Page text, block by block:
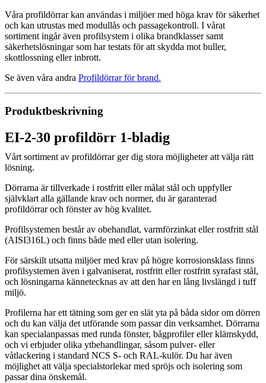
Våra profildörrar kan användas i miljöer med höga krav för säkerhet
och kan utrustas med modullås och passagekontroll. I vårat
sortiment ingår även profilsystem i olika brandklasser samt
säkerhetslösningar som har testats för att skydda mot buller,
skottlossning eller inbrott.
Se även våra andra Profildörrar för brand.
Produktbeskrivning
EI-2-30 profildörr 1-bladig
Vårt sortiment av profildörrar ger dig stora möjligheter att välja rätt
lösning.
Dörrarna är tillverkade i rostfritt eller målat stål och uppfyller
självklart alla gällande krav och normer, du är garanterad
profildörrar och fönster av hög kvalitet.
Profilsystemen består av obehandlat, varmförzinkat eller rostfritt stål
(AISI316L) och finns både med eller utan isolering.
För särskilt utsatta miljöer med krav på högre korrosionsklass finns
profilsystemen även i galvaniserat, rostfritt eller rostfritt syrafast stål,
och lösningarna kännetecknas av att den har en lång livslängd i tuff
miljö.
Profilerna har ett tätning som ger en slät yta på båda sidor om dörren
och du kan välja det utförande som passar din verksamhet. Dörrarna
kan specialanpassas med runda fönster, bågprofiler eller klämskydd,
och vi erbjuder olika ytbehandlingar, såsom pulver- eller
våtlackering i standard NCS S- och RAL-kulör. Du har även
möjlighet att välja specialstorlekar med spröjs och isolering som
passar dina önskemål.